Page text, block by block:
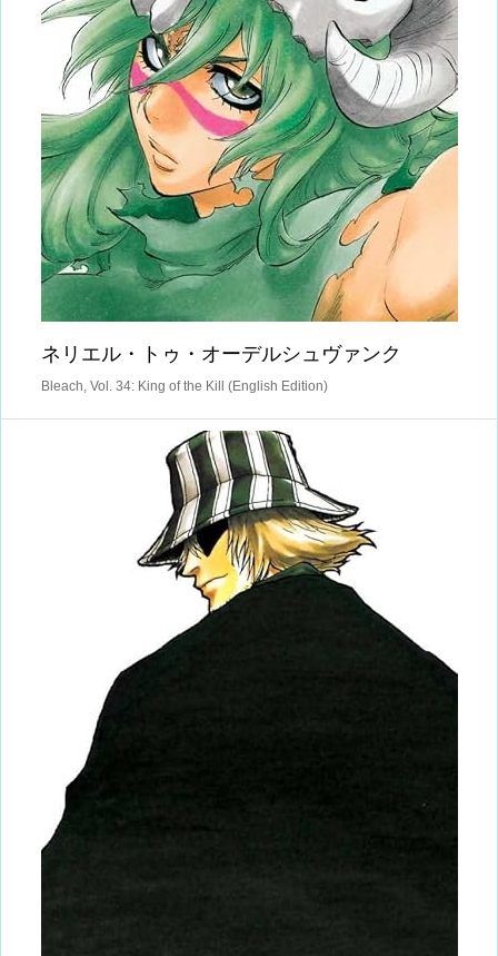
ネリエル・トゥ・オーデルシュヴァンク
Bleach, Vol. 34: King of the Kill (English Edition)